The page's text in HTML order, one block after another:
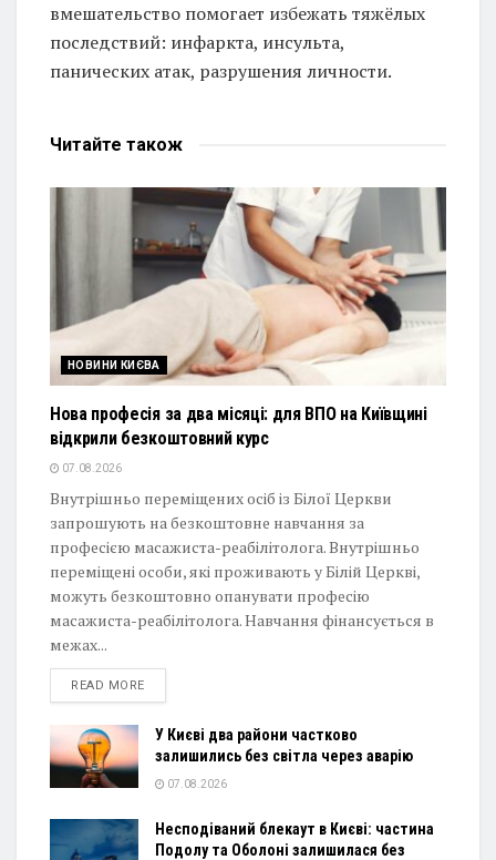
вмешательство помогает избежать тяжёлых
последствий: инфаркта, инсульта,
панических атак, разрушения личности.
Читайте також
НОВИНИ КИЄВА
Нова професія за два місяці: для ВПО на Київщині
відкрили безкоштовний курс
07.08.2026
Внутрішньо переміщених осіб із Білої Церкви
запрошують на безкоштовне навчання за
професією масажиста-реабілітолога. Внутрішньо
переміщені особи, які проживають у Білій Церкві,
можуть безкоштовно опанувати професію
масажиста-реабілітолога. Навчання фінансується в
межах...
READ MOREDETAILS
У Києві два райони частково
залишились без світла через аварію
07.08.2026
Несподіваний блекаут в Києві: частина
Подолу та Оболоні залишилася без